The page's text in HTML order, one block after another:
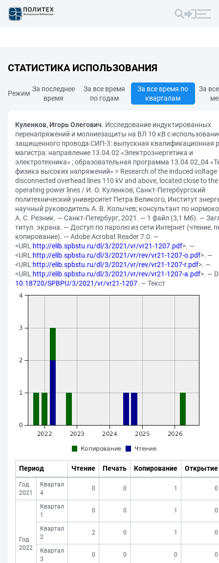
СТАТИСТИКА ИСПОЛЬЗОВАНИЯ
Режим
За последнее
время
За все время
по годам
За все время по
кварталам
За
Куленков, Игорь Олегович. Исследование индуктированных
перенапряжений и молниезащиты на ВЛ 10 кВ с
защищенного провода СИП-3: выпускная квалификационная
магистра: направление 13.04.02 «Электроэнергетика и
электротехника» ; образовательная программа 13.04.02_04
физика высоких напряжений» = Research of the induced voltage
disconnected overhead lines 110 kV and above, located close to the
operating power lines / И. О. Куленков; Санкт-Петербургский
политехнический университет Петра Великого, Институт
научный руководитель А. В. Колычев; консультант по
А. С. Резник. — Санкт-Петербург, 2021. — 1 файл (3,1 Мб). —
титул. экрана. — Доступ по паролю из сети Интернет (чтение,
копирование). — Adobe Acrobat Reader 7.0. —
<URL:http://elib.spbstu.ru/dl/3/2021/vr/vr21-1207.pdf>. —
<URL:http://elib.spbstu.ru/dl/3/2021/vr/rev/vr21-1207-o.pdf>. —
<URL:http://elib.spbstu.ru/dl/3/2021/vr/rev/vr21-1207-r.pdf>. —
<URL:http://elib.spbstu.ru/dl/3/2021/vr/rev/vr21-1207-a.pdf>. —
10.18720/SPBPU/3/2021/vr/vr21-1207. — Текст
Период Чтение Печать Копирование Открытие
Год
2021
Квартал
4
0 0 1 0
Год
2022
Квартал
1
0 0 1 0
Квартал
2
2 0 1 0
Квартал
3
0 0 0 0